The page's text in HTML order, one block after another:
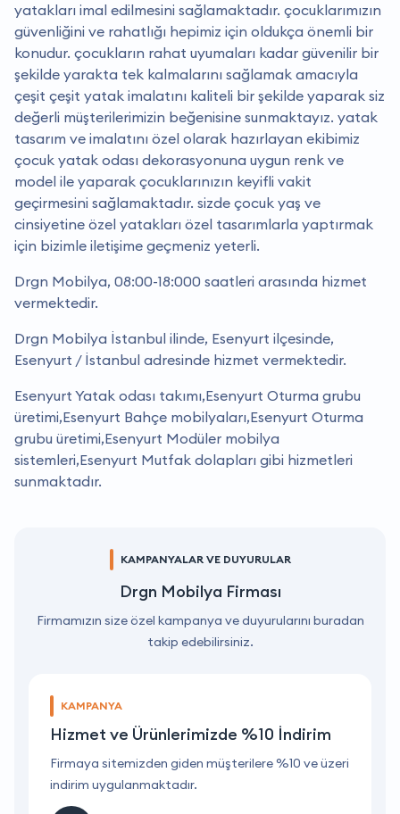
yatakları imal edilmesini sağlamaktadır. çocuklarımızın
güvenliğini ve rahatlığı hepimiz için oldukça önemli bir
konudur. çocukların rahat uyumaları kadar güvenilir bir
şekilde yarakta tek kalmalarını sağlamak amacıyla
çeşit çeşit yatak imalatını kaliteli bir şekilde yaparak siz
değerli müşterilerimizin beğenisine sunmaktayız. yatak
tasarım ve imalatını özel olarak hazırlayan ekibimiz
çocuk yatak odası dekorasyonuna uygun renk ve
model ile yaparak çocuklarınızın keyifli vakit
geçirmesini sağlamaktadır. sizde çocuk yaş ve
cinsiyetine özel yatakları özel tasarımlarla yaptırmak
için bizimle iletişime geçmeniz yeterli.
Drgn Mobilya, 08:00-18:000 saatleri arasında hizmet
vermektedir.
Drgn Mobilya İstanbul ilinde, Esenyurt ilçesinde,
Esenyurt / İstanbul adresinde hizmet vermektedir.
Esenyurt Yatak odası takımı,Esenyurt Oturma grubu
üretimi,Esenyurt Bahçe mobilyaları,Esenyurt Oturma
grubu üretimi,Esenyurt Modüler mobilya
sistemleri,Esenyurt Mutfak dolapları gibi hizmetleri
sunmaktadır.
KAMPANYALAR VE DUYURULAR
Drgn Mobilya Firması
Firmamızın size özel kampanya ve duyurularını buradan
takip edebilirsiniz.
KAMPANYA
Hizmet ve Ürünlerimizde %10 İndirim
Firmaya sitemizden giden müşterilere %10 ve üzeri
indirim uygulanmaktadır.